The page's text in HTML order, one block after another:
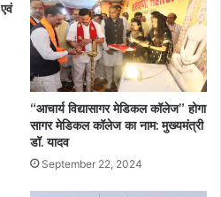
“आचार्य विद्यासागर मेडिकल कॉलेज” होगा
सागर मेडिकल कॉलेज का नाम: मुख्यमंत्री
डॉ. यादव
September 22, 2024